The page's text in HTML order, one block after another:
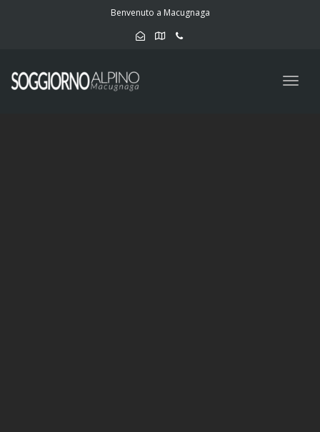
Benvenuto a Macugnaga